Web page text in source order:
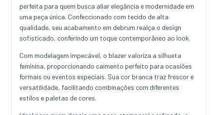
perfeita para quem busca aliar elegância e modernidade em
uma peça única. Confeccionado com tecido de alta
qualidade, seu acabamento em debrum realça o design
sofisticado, conferindo um toque contemporâneo ao look.
Com modelagem impecável, o blazer valoriza a silhueta
feminina, proporcionando caimento perfeito para ocasiões
formais ou eventos especiais. Sua cor branca traz frescor e
versatilidade, facilitando combinações com diferentes
estilos e paletas de cores.